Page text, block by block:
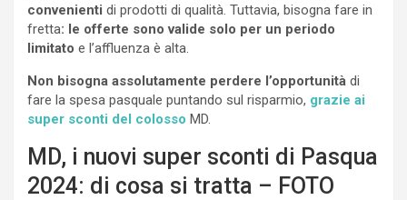
convenienti di prodotti di qualità. Tuttavia, bisogna fare in
fretta: le offerte sono valide solo per un periodo
limitato e l’affluenza è alta.
Non bisogna assolutamente perdere l’opportunità di
fare la spesa pasquale puntando sul risparmio, grazie ai
super sconti del colosso MD.
MD, i nuovi super sconti di Pasqua
2024: di cosa si tratta – FOTO